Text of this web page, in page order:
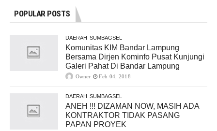
POPULAR POSTS
DAERAH SUMBAGSEL
Komunitas KIM Bandar Lampung
Bersama Dirjen Kominfo Pusat Kunjungi
Galeri Pahat Di Bandar Lampung
Owner Feb 04, 2018
DAERAH SUMBAGSEL
ANEH !!! DIZAMAN NOW, MASIH ADA
KONTRAKTOR TIDAK PASANG
PAPAN PROYEK